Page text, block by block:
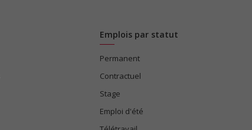
Emplois par statut
Permanent
Contractuel
Stage
Emploi d'été